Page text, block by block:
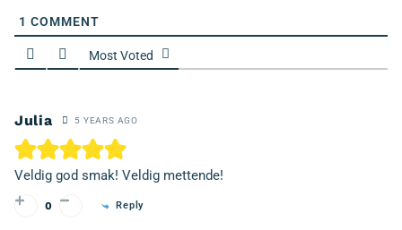
1 COMMENT
Most Voted
Julia 5 YEARS AGO
Veldig god smak! Veldig mettende!
0 Reply